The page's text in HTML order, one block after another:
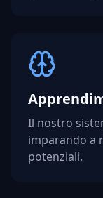
Il nostro
imparando a
potenziali.